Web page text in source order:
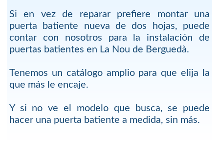
Si en vez de reparar prefiere montar una
puerta batiente nueva de dos hojas, puede
contar con nosotros para la instalación de
puertas batientes en La Nou de Berguedà.
Tenemos un catálogo amplio para que elija la
que más le encaje.
Y si no ve el modelo que busca, se puede
hacer una puerta batiente a medida, sin más.